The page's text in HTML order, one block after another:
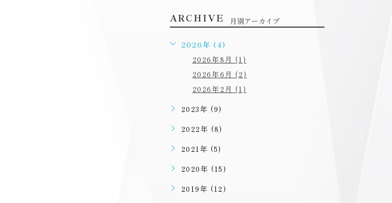
ARCHIVE 月別アーカイブ
2026年 (4)
2026年8月 (1)
2026年6月 (2)
2026年2月 (1)
2023年 (9)
2022年 (8)
2021年 (5)
2020年 (15)
2019年 (12)